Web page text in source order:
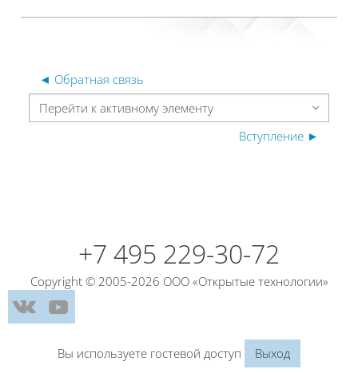
◄ Обратная связь
Перейти к активному элементу
Вступление ►
+7 495 229-30-72
Copyright © 2005-2026 ООО «Открытые технологии»
Вы используете гостевой доступ Выход